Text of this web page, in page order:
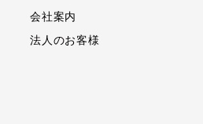
会社案内
法人のお客様